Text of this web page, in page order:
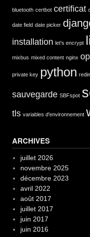
bluetooth certbot certificat
date field date picker
installation let's encrypt
mixbus mixed content nginx
private key python
sauvegarde SBFspot
tls variables d'environnement
ARCHIVES
juillet 2026
novembre 2025
décembre 2023
avril 2022
août 2017
juillet 2017
juin 2017
juin 2016